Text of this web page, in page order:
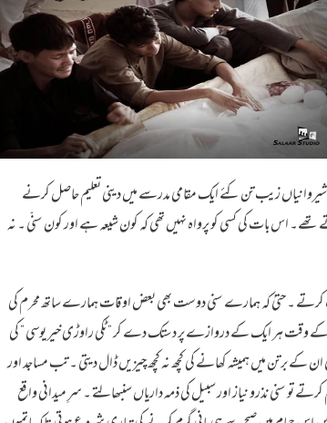
زیب تن کئے ایک مقامی مدرسے میں دینی تعلیم حاصل کرنے
اس بات کی کسی کو پرواہ نہیں تھی کہ کون شیعہ ہے اور کون سنّی ۔ نہ
۔ حتیٰ کہ ہمارے سنی دوست بھی بعض اوقات ہمارے ساتھ محرم کی
وقت ہر ایک کے دروازے پر دستک دے کر ” ٹکی راوڑی خیر یوسی ” کی
کے برتن میں ہمیشہ کھانے کی کچھ نہ کچھ چیزیں ڈال دیتی ۔ تب مساجد اور
کرتے تو سنی نذرو نیاز اور سبیل کی ذمہ داریاں سنبھالتے ۔ سرِ میدانی واقع